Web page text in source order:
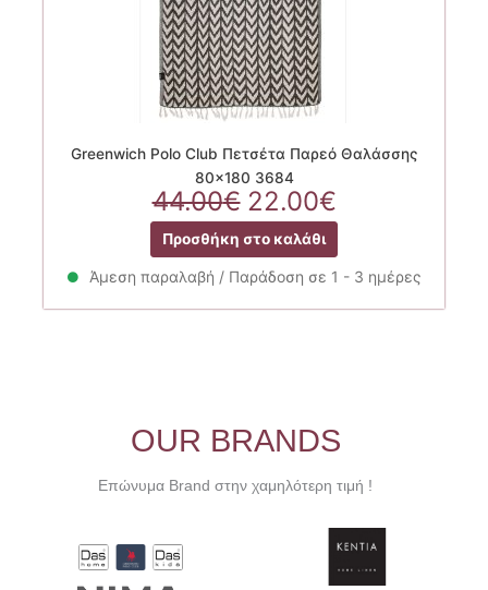
Greenwich Polo Club Πετσέτα Παρεό Θαλάσσης
80×180 3684
44.00€ Original
price
was:
44.00€.
22.00€Η
τρέχουσα
τιμή
είναι:
22.00€.
Προσθήκη στο καλάθι
Άμεση παραλαβή / Παράδοση σε 1 - 3 ημέρες
OUR BRANDS
Επώνυμα Brand στην χαμηλότερη τιμή !